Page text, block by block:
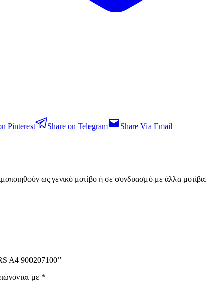
Pinterest Share on Telegram
Share Via Email
ως γενικό μοτίβο ή σε συνδυασμό με άλλα μοτίβα.
A4 900207100”
με *